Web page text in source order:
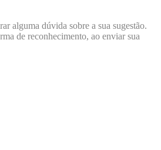
alguma dúvida sobre a sua sugestão.
de reconhecimento, ao enviar sua